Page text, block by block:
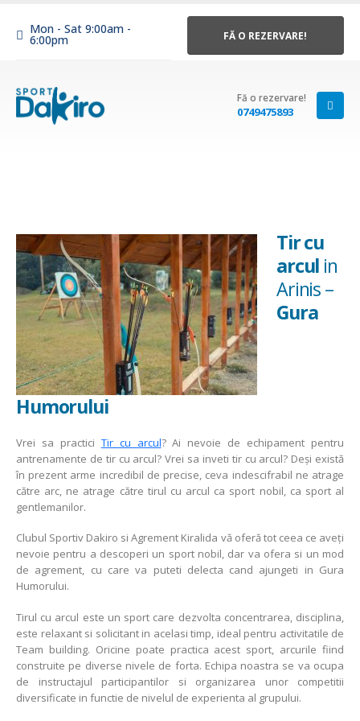
Mon - Sat 9:00am -
6:00pm FĂ O REZERVARE!
Fă o rezervare!
0749475893
Tir cu
arcul in
Arinis –
Gura
Humorului
Vrei sa practici Tir cu arcul? Ai nevoie de echipament pentru
antrenamente de tir cu arcul? Vrei sa inveti tir cu arcul? Deşi există
în prezent arme incredibil de precise, ceva indescifrabil ne atrage
către arc, ne atrage către tirul cu arcul ca sport nobil, ca sport al
gentlemanilor.
Clubul Sportiv Dakiro si Agrement Kiralida vă oferă tot ceea ce aveţi
nevoie pentru a descoperi un sport nobil, dar va ofera si un mod
de agrement, cu care va puteti delecta cand ajungeti in Gura
Humorului.
Tirul cu arcul este un sport care dezvolta concentrarea, disciplina,
este relaxant si solicitant in acelasi timp, ideal pentru activitatile de
Team building. Oricine poate practica acest sport, arcurile fiind
construite pe diverse nivele de forta. Echipa noastra se va ocupa
de instructajul participantilor si organizarea unor competitii
diversificate in functie de nivelul de experienta al grupului.